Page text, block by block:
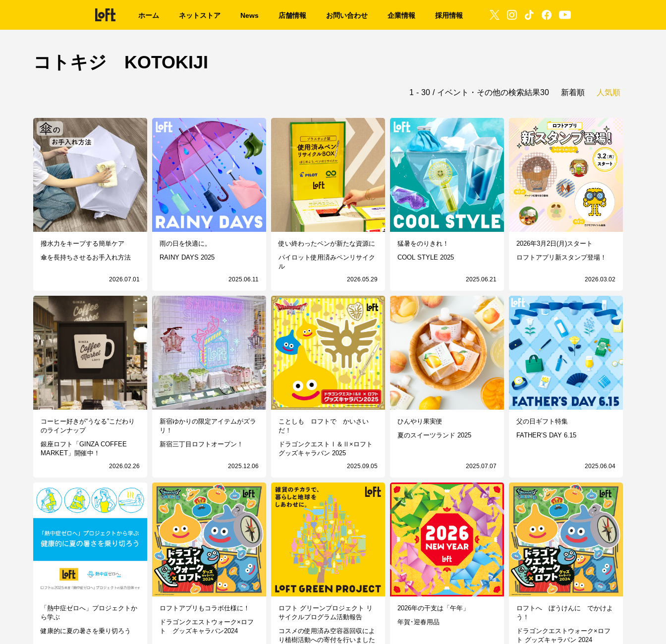
ホーム ネットストア News 店舗情報 お問い合わせ 企業情報 採用情報
コトキジ KOTOKIJI
1 - 30 / イベント・その他の検索結果30 新着順 人気順
撥水力をキープする簡単ケア
傘を長持ちさせるお手入れ方法
2026.07.01
雨の日を快適に。
RAINY DAYS 2025
2025.06.11
使い終わったペンが新たな資源に
パイロット使用済みペンリサイク
ル
2026.05.29
猛暑をのりきれ！
COOL STYLE 2025
2025.06.21
2026年3月2日(月)スタート
ロフトアプリ新スタンプ登場！
2026.03.02
コーヒー好きが“うなる”こだわり
のラインナップ
銀座ロフト「GINZA COFFEE
MARKET」開催中！
2026.02.26
新宿ゆかりの限定アイテムがズラ
リ！
新宿三丁目ロフトオープン！
2025.12.06
ことしも ロフトで かいさい
だ！
ドラゴンクエストⅠ＆Ⅱ×ロフト
グッズキャラバン 2025
2025.09.05
ひんやり果実便
夏のスイーツランド 2025
2025.07.07
父の日ギフト特集
FATHER’S DAY 6.15
2025.06.04
「熱中症ゼロへ」プロジェクトか
ら学ぶ
健康的に夏の暑さを乗り切ろう
ロフトアプリもコラボ仕様に！
ドラゴンクエストウォーク×ロフ
ト グッズキャラバン2024
ロフト グリーンプロジェクト リ
サイクルプログラム活動報告
コスメの使用済み空容器回収によ
り植樹活動への寄付を行いました
2026年の干支は「午年」
年賀･迎春用品
ロフトへ ぼうけんに でかけよ
う！
ドラゴンクエストウォーク×ロフ
ト グッズキャラバン 2024